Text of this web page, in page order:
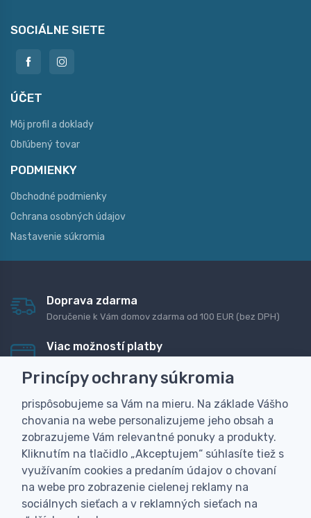
SOCIÁLNE SIETE
ÚČET
Môj profil a doklady
Obľúbený tovar
PODMIENKY
Obchodné podmienky
Ochrana osobných údajov
Nastavenie súkromia
Doprava zdarma
Doručenie k Vám domov zdarma od 100 EUR (bez DPH)
Viac možností platby
dobierku
Personalizácia
Vyrobíme Vám vlastný originálny darček
Skúsenosť
Široký sortiment, z ktorého Vám pomôžeme vybrať
Princípy ochrany súkromia
prispôsobujeme sa Vám na mieru. Na základe Vášho
chovania na webe personalizujeme jeho obsah a
zobrazujeme Vám relevantné ponuky a produkty.
Kliknutím na tlačidlo „Akceptujem“ súhlasíte tiež s
využívaním cookies a predaním údajov o chovaní
na webe pro zobrazenie cielenej reklamy na
sociálnych sieťach a v reklamných sieťach na